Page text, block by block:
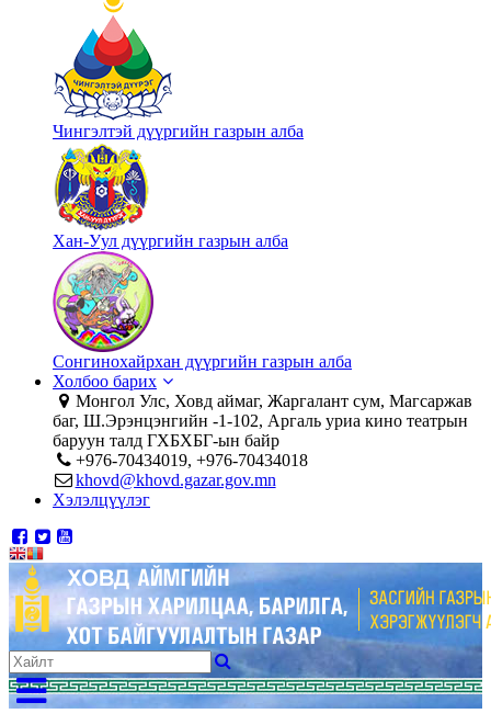
Чингэлтэй дүүргийн газрын алба
Хан-Уул дүүргийн газрын алба
Сонгинохайрхан дүүргийн газрын алба
Холбоо барих
Монгол Улс, Ховд аймаг, Жаргалант сум, Магсаржав
баг, Ш.Эрэнцэнгийн -1-102, Аргаль уриа кино театрын
баруун талд ГХБХБГ-ын байр
+976-70434019, +976-70434018
khovd@khovd.gazar.gov.mn
Хэлэлцүүлэг